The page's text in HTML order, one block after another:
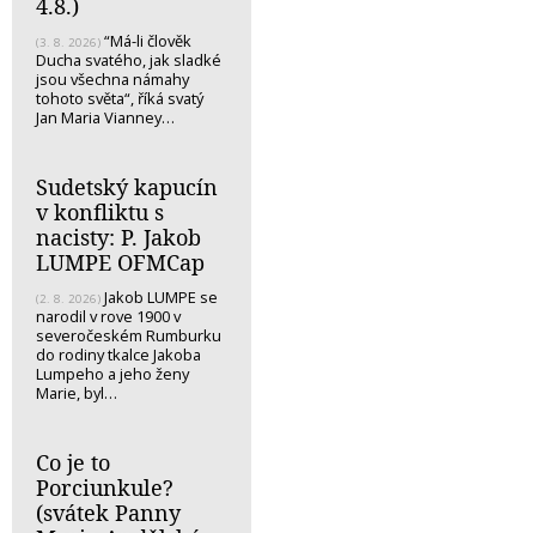
4.8.)
(3. 8. 2026) “Má-li člověk
Ducha svatého, jak sladké
jsou všechna námahy
tohoto světa“, říká svatý
Jan Maria Vianney…
Sudetský kapucín
v konfliktu s
nacisty: P. Jakob
LUMPE OFMCap
(2. 8. 2026) Jakob LUMPE se
narodil v rove 1900 v
severočeském Rumburku
do rodiny tkalce Jakoba
Lumpeho a jeho ženy
Marie, byl…
Co je to
Porciunkule?
(svátek Panny